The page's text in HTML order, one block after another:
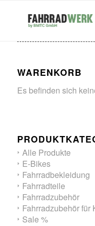
WARENKORB
Es befinden sich
Alle Produkte
E-Bikes
Fahrradbekleidung
Fahrradteile
Fahrradzubehör
Fahrradzubehör für
Sale %